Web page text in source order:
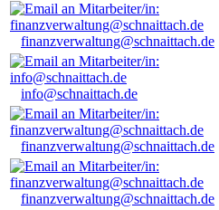
finanzverwaltung@schnaittach.de
info@schnaittach.de
finanzverwaltung@schnaittach.de
finanzverwaltung@schnaittach.de